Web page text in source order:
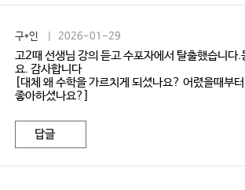
구*인 | 2026-01-29
고2때 선생님 강의 듣고 수포자에서 탈출했습니다.
요. 감사합니다
[대체 왜 수학을 가르치게 되셨나요? 어렸을때부
좋아하셨나요?]
답글